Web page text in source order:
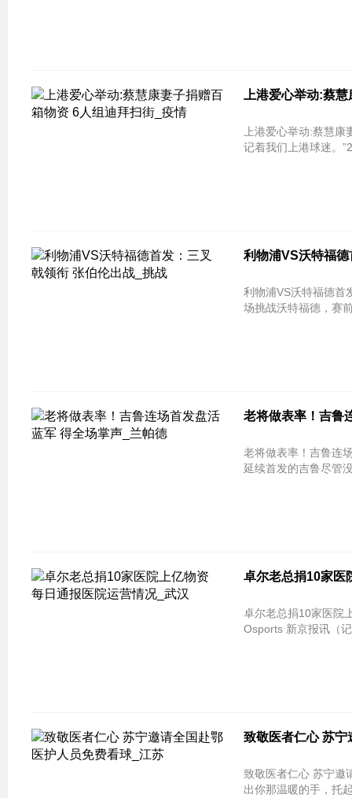
上港爱心举动:蔡
上港爱心举动:蔡慧
记着我们上港球迷。
利物浦VS沃特福
利物浦VS沃特福德首发：三叉戟领衔
场挑战沃特福德，赛
老将做表率！吉鲁
老将做表率！吉鲁连场首发盘活蓝军
延续首发的吉鲁尽管
卓尔老总捐10家医
卓尔老总捐10家医院
Osports 新京报讯（
致敬医者仁心 苏
致敬医者仁心 苏宁邀请全国赴鄂医
出你那温暖的手，托